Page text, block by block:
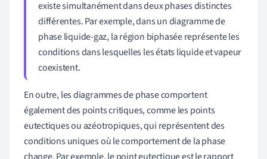
existe simultanément dans deux phases distinctes
différentes. Par exemple, dans un diagramme de
phase liquide-gaz, la région biphasée représente les
conditions dans lesquelles les états liquide et vapeur
coexistent.
En outre, les diagrammes de phase comportent
également des points critiques, comme les points
eutectiques ou azéotropiques, qui représentent des
conditions uniques où le comportement de la phase
change. Par exemple, le point eutectique est le rapport